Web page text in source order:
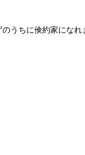
うちに倹約家にな